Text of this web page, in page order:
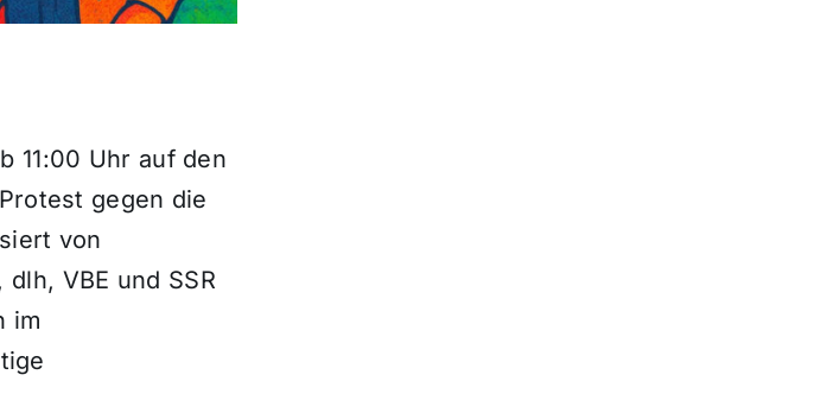
11:00 Uhr auf den
gegen die
von
VBE und SSR
im